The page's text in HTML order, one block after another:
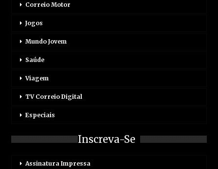
Correio Motor
Jogos
Mundo Jovem
Saúde
Viagem
TV Correio Digital
Especiais
Inscreva-Se
Assinatura Impressa